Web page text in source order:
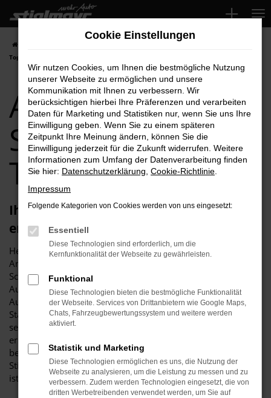
Zum
Hauptinhalt
springen
Top-Angebote
Audi RS Q8 für
Schrobenhausen
Top-Angebote
Ihren Audi RS Q8 für Schrobenhausen
erhalten Sie im Autohaus Stiglmayr
Herzlich willkommen bei Autohaus Stiglmayr – Ihre erste
Anlaufstelle für exzellente Audi RS Q8 Fahrzeuge für
Schrobenhausen und Umgebung! Unser renommiertes
Autohaus ist stolz darauf, Ihnen eine herausragende
Auswahl an Audi RS Q8 zu präsentieren, die höchste
Standards in Sachen Qualität und Leistung erfüllen. Wir sind
seit Jahren Ihr vertrauenswürdiger Partner, wenn es um
erstklassige Automobile geht. Erfahren Sie mehr über unsere
beeindruckende Audi RS Q8 Flotte und warum Autohaus
Stiglmayr die bevorzugte Adresse für Audi RS Q8 Liebhaber
ist.
Cookie Einstellungen
Wir nutzen Cookies, um Ihnen die bestmögliche Nutzung
unserer Webseite zu ermöglichen und unsere
Kommunikation mit Ihnen zu verbessern. Wir
berücksichtigen hierbei Ihre Präferenzen und verarbeiten
Daten für Marketing und Statistiken nur, wenn Sie uns Ihre
Einwilligung geben. Wenn Sie zu einem späteren
Zeitpunkt Ihre Meinung ändern, können Sie die
Einwilligung jederzeit für die Zukunft widerrufen. Weitere
Informationen zum Umfang der Datenverarbeitung finden
Sie hier: Datenschutzerklärung Cookie-Richtlinie
Impressum
Folgende Kategorien von Cookies werden von uns eingesetzt:
Essentiell
Diese Technologien sind erforderlich, um die
Kernfunktionalität der Webseite zu gewährleisten.
Funktional
Diese Technologien bieten die bestmögliche Funktionalität
der Webseite. Services von Drittanbietern wie Google Maps,
Chats, Fahrzeugbewertungssystem und weitere werden
aktiviert.
Statistik und Marketing
Diese Technologien ermöglichen es uns, die Nutzung der
Webseite zu analysieren, um die Leistung zu messen und zu
verbessern. Zudem werden Technologien eingesetzt, die von
dritten Werbetreibenden verwendet werden, um Sie auf